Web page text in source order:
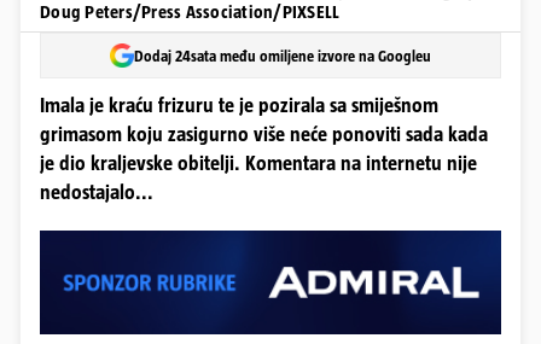
Doug Peters/Press Association/PIXSELL
Dodaj 24sata među omiljene izvore na Googleu
Imala je kraću frizuru te je pozirala sa smiješnom
grimasom koju zasigurno više neće ponoviti sada kada
je dio kraljevske obitelji. Komentara na internetu nije
nedostajalo...